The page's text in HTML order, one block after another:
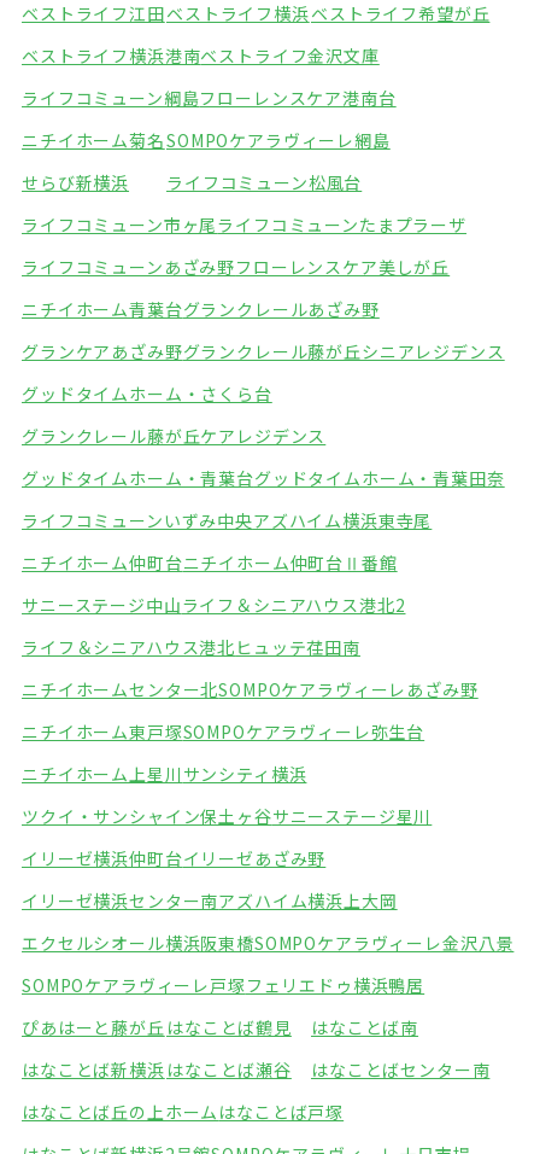
ベストライフ江田ベストライフ横浜ベストライフ希望が丘
ベストライフ横浜港南ベストライフ金沢文庫
ライフコミューン綱島フローレンスケア港南台
ニチイホーム菊名SOMPOケアラヴィーレ網島
せらび新横浜
ライフコミューン松風台
ライフコミューン市ヶ尾ライフコミューンたまプラーザ
ライフコミューンあざみ野フローレンスケア美しが丘
ニチイホーム青葉台グランクレールあざみ野
グランケアあざみ野グランクレール藤が丘シニアレジデンス
グッドタイムホーム・さくら台
グランクレール藤が丘ケアレジデンス
グッドタイムホーム・青葉台グッドタイムホーム・青葉田奈
ライフコミューンいずみ中央アズハイム横浜東寺尾
ニチイホーム仲町台ニチイホーム仲町台Ⅱ番館
サニーステージ中山ライフ＆シニアハウス港北2
ライフ＆シニアハウス港北 ヒュッテ荏田南
ニチイホームセンター北SOMPOケアラヴィーレあざみ野
ニチイホーム東戸塚SOMPOケアラヴィーレ弥生台
ニチイホーム上星川 サンシティ横浜
ツクイ・サンシャイン保土ヶ谷サニーステージ星川
イリーゼ横浜仲町台イリーゼあざみ野
イリーゼ横浜センター南アズハイム横浜上大岡
エクセルシオール横浜阪東橋SOMPOケアラヴィーレ金沢八景
SOMPOケアラヴィーレ戸塚フェリエドゥ横浜鴨居
ぴあはーと藤が丘 はなことば鶴見
はなことば南
はなことば新横浜 はなことば瀬谷
はなことばセンター南
はなことば丘の上ホーム はなことば戸塚